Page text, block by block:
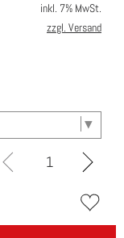
inkl. 7% MwSt.
zzgl. Versand